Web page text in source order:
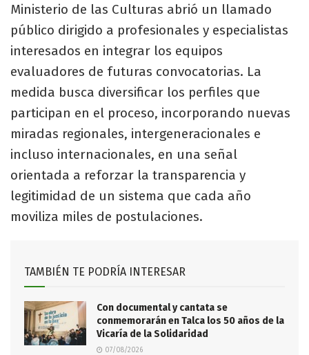
Ministerio de las Culturas abrió un llamado
público dirigido a profesionales y especialistas
interesados en integrar los equipos
evaluadores de futuras convocatorias. La
medida busca diversificar los perfiles que
participan en el proceso, incorporando nuevas
miradas regionales, intergeneracionales e
incluso internacionales, en una señal
orientada a reforzar la transparencia y
legitimidad de un sistema que cada año
moviliza miles de postulaciones.
TAMBIÉN TE PODRÍA INTERESAR
Con documental y cantata se
conmemorarán en Talca los 50 años de la
Vicaría de la Solidaridad
07/08/2026